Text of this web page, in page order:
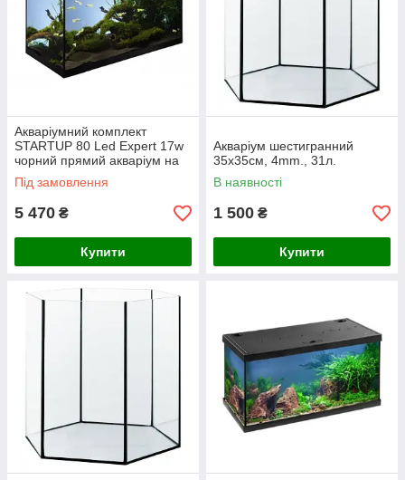
Акваріумний комплект
STARTUP 80 Led Expert 17w
чорний прямий акваріум на
112 л, 80*35*40 см
Під замовлення
5 470 ₴
Купити
Акваріум шестигранний
35х35см, 4mm., 31л.
В наявності
1 500 ₴
Купити